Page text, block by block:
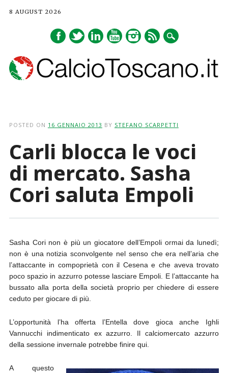
8 AUGUST 2026
POSTED ON 16 GENNAIO 2013 BY STEFANO SCARPETTI
Carli blocca le voci
di mercato. Sasha
Cori saluta Empoli
Sasha Cori non è più un giocatore dell’Empoli ormai da lunedì;
non è una notizia sconvolgente nel senso che era nell’aria che
l’attaccante in compoprietà con il Cesena e che aveva trovato
poco spazio in azzurro potesse lasciare Empoli. E l’attaccante ha
bussato alla porta della società proprio per chiedere di essere
ceduto per giocare di più.
L’opportunità l’ha offerta l’Entella dove gioca anche Ighli
Vannucchi indimenticato ex azzurro. Il calciomercato azzurro
della sessione invernale potrebbe finire qui.
A questo